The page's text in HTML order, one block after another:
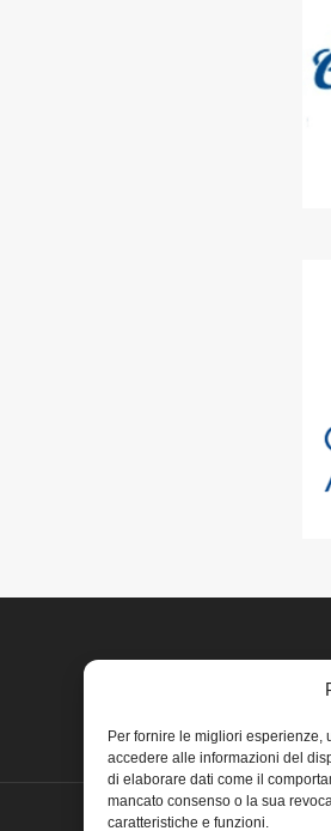
Per fornire le migliori esperienze,
accedere alle informazioni del
di elaborare dati come il
mancato consenso o la sua
caratteristiche e funzioni.
Home
Privacy